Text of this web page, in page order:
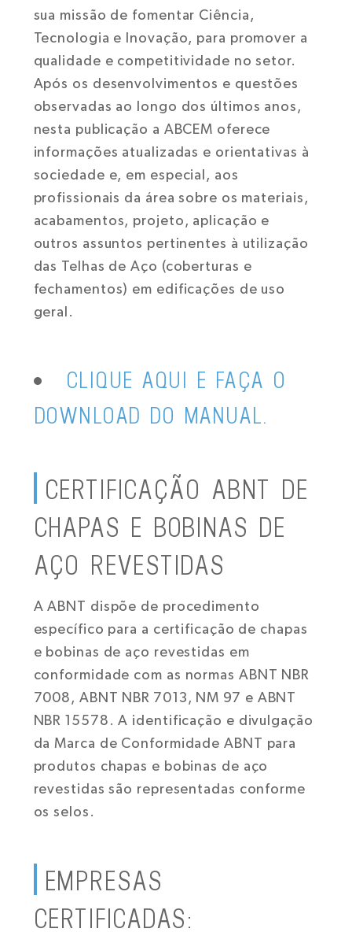
sua missão de fomentar Ciência,
Tecnologia e Inovação, para promover a
qualidade e competitividade no setor.
Após os desenvolvimentos e questões
observadas ao longo dos últimos anos,
nesta publicação a ABCEM oferece
informações atualizadas e orientativas à
sociedade e, em especial, aos
profissionais da área sobre os materiais,
acabamentos, projeto, aplicação e
outros assuntos pertinentes à utilização
das Telhas de Aço (coberturas e
fechamentos) em edificações de uso
geral.
CLIQUE AQUI E FAÇA O
DOWNLOAD DO MANUAL.
CERTIFICAÇÃO ABNT DE
CHAPAS E BOBINAS DE
AÇO REVESTIDAS
A ABNT dispõe de procedimento
específico para a certificação de chapas
e bobinas de aço revestidas em
conformidade com as normas ABNT NBR
7008, ABNT NBR 7013, NM 97 e ABNT
NBR 15578. A identificação e divulgação
da Marca de Conformidade ABNT para
produtos chapas e bobinas de aço
revestidas são representadas conforme
os selos.
EMPRESAS
CERTIFICADAS: